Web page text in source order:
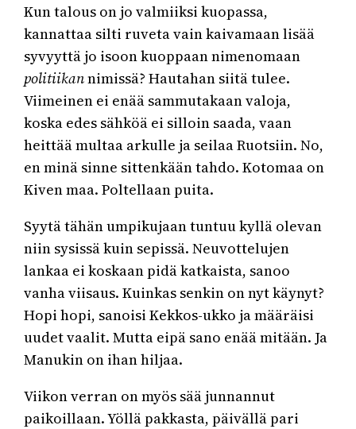
Kun talous on jo valmiiksi kuopassa,
kannattaa silti ruveta vain kaivamaan lisää
syvyyttä jo isoon kuoppaan nimenomaan
politiikannimissä? Hautahan siitä tulee.
Viimeinen ei enää sammutakaan valoja,
koska edes sähköä ei silloin saada, vaan
heittää multaa arkulle ja seilaa Ruotsiin. No,
en minä sinne sittenkään tahdo. Kotomaa on
Kiven maa. Poltellaan puita.
Syytä tähän umpikujaan tuntuu kyllä olevan
niin sysissä kuin sepissä. Neuvottelujen
lankaa ei koskaan pidä katkaista, sanoo
vanha viisaus. Kuinkas senkin on nyt käynyt?
Hopi hopi, sanoisi Kekkos-ukko ja määräisi
uudet vaalit. Mutta eipä sano enää mitään. Ja
Manukin on ihan hiljaa.
Viikon verran on myös sää junnannut
paikoillaan. Yöllä pakkasta, päivällä pari